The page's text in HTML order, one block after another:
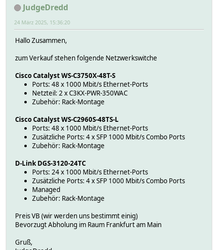
JudgeDredd
24 März 2025, 15:36:20
Hallo Zusammen,
zum Verkauf stehen folgende Netzwerkswitche
Cisco Catalyst WS-C3750X-48T-S
Ports: 48 x 1000 Mbit/s Ethernet-Ports
Netzteil: 2 x C3KX-PWR-350WAC
Zubehör: Rack-Montage
Cisco Catalyst WS-C2960S-48TS-L
Ports: 48 x 1000 Mbit/s Ethernet-Ports
Zusätzliche Ports: 4 x SFP 1000 Mbit/s Combo Ports
Zubehör: Rack-Montage
D-Link DGS-3120-24TC
Ports: 24 x 1000 Mbit/s Ethernet-Ports
Zusätzliche Ports: 4 x SFP 1000 Mbit/s Combo Ports
Managed
Zubehör: Rack-Montage
Preis VB (wir werden uns bestimmt einig)
Bevorzugt Abholung im Raum Frankfurt am Main
Gruß,